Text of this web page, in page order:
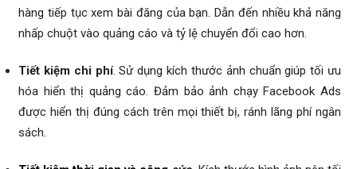
hàng tiếp tục xem bài đăng của bạn. Dẫn đến nhiều khả năng
nhấp chuột vào quảng cáo và tỷ lệ chuyển đổi cao hơn.
Tiết kiệm chi phí. Sử dụng kích thước ảnh chuẩn giúp tối ưu
hóa hiển thị quảngcáo. Đảm bảo ảnh chạy FacebookAds
được hiển thị đúng cách trên mọi thiết bị,ránhlãng phí ngân
sách.